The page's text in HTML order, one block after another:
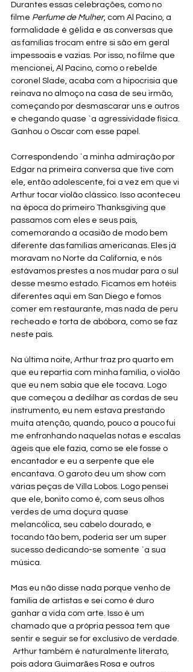
Durantes essas celebrações, como no
filme Perfume de Mulher, com Al Pacino, a
formalidade é gélida e as conversas que
as famílias trocam entre si são em geral
impessoais e vazias. Por isso, no filme que
mencionei, Al Pacino, como o rebelde
coronel Slade, acaba com a hipocrisia que
reinava no almoço na casa de seu irmão,
começando por desmascarar uns e outros
e chegando quase `a agressividade física.
Ganhou o Oscar com esse papel.
Correspondendo `a minha admiração por
Edgar na primeira conversa que tive com
ele, então adolescente, foi a vez em que vi
Arthur tocar violão clássico. Isso aconteceu
na época do primeiro Thanksgiving que
passamos com eles e seus pais,
comemorando a ocasião de modo bem
diferente das famílias americanas. Eles já
moravam no Norte da California, e nós
estávamos prestes a nos mudar para o sul
desse mesmo estado. Ficamos em hotéis
diferentes aqui em San Diego e fomos
comer em restaurante, mas nada de peru
recheado e torta de abóbora, como se faz
neste país.
Na última noite, Arthur traz pro quarto em
que eu repartia com minha família, o violão
que eu nem sabia que ele tocava. Logo
que começou a dedilhar as cordas de seu
instrumento, eu nem estava prestando
muita atenção, quando, pouco a pouco fui
me enfronhando naquelas notas e escalas
ágeis que ele fazia, como se ele fosse o
encantador e eu a serpente que ele
encantava. O garoto deu um show com
várias peças de Villa Lobos. Logo pensei
que ele, bonito como é, com seus olhos
verdes de uma doçura quase
melancólica, seu cabelo dourado, e
tocando tão bem, poderia ser um super
sucesso dedicando-se somente `a sua
música.
Mas eu não disse nada porque venho de
família de artistas e sei como é duro
ganhar a vida com arte. Isso é um
chamado que a própria pessoa tem que
sentir e seguir se for exclusivo de verdade.
Arthur também é naturalmente literato,
pois adora Guimarāes Rosa e outros